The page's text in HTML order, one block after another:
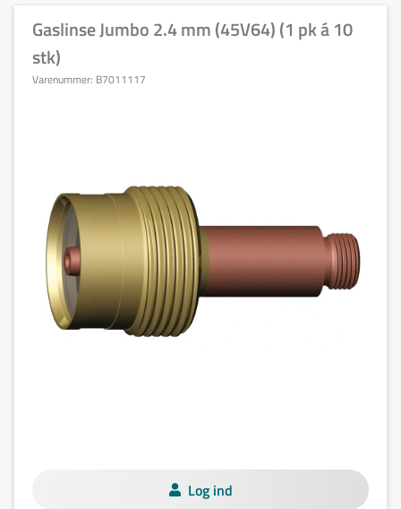
Gaslinse Jumbo 2.4 mm (45V64) (1 pk á 10
stk)
Varenummer: B7011117
Log ind